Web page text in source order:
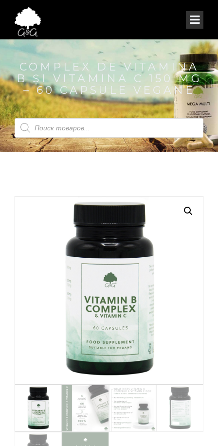
COMPLEX DE VITAMINA
B ȘI VITAMINA C 150 MG
– 60 CAPSULE VEGANE
Products
search